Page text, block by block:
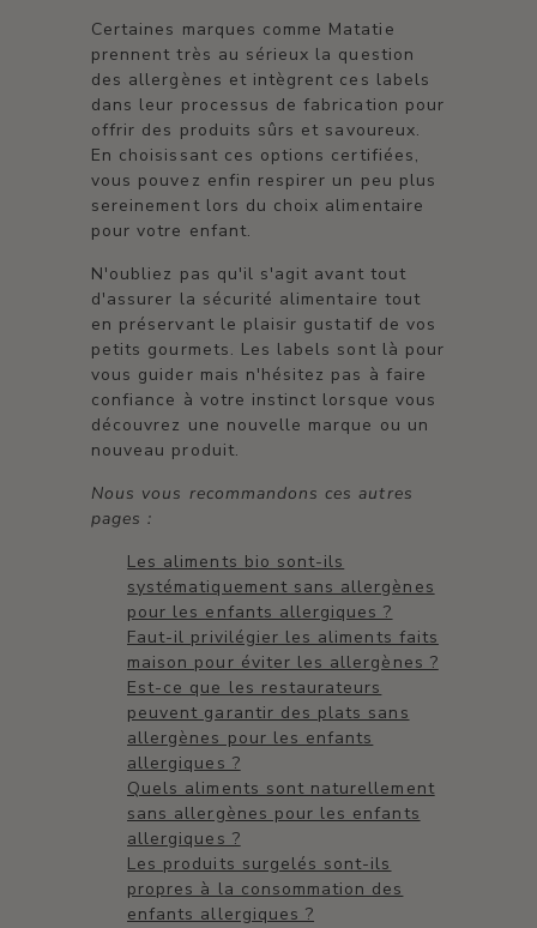
Certaines marques comme Matatie
prennent très au sérieux la question
des allergènes et intègrent ces labels
dans leur processus de fabrication pour
offrir des produits sûrs et savoureux.
En choisissant ces options certifiées,
vous pouvez enfin respirer un peu plus
sereinement lors du choix alimentaire
pour votre enfant.
N'oubliez pas qu'il s'agit avant tout
d'assurer la sécurité alimentaire tout
en préservant le plaisir gustatif de vos
petits gourmets. Les labels sont là pour
vous guider mais n'hésitez pas à faire
confiance à votre instinct lorsque vous
découvrez une nouvelle marque ou un
nouveau produit.
Nous vous recommandons ces autres
pages :
Les aliments bio sont-ils
systématiquement sans allergènes
pour les enfants allergiques ?
Faut-il privilégier les aliments faits
maison pour éviter les allergènes ?
Est-ce que les restaurateurs
peuvent garantir des plats sans
allergènes pour les enfants
allergiques ?
Quels aliments sont naturellement
sans allergènes pour les enfants
allergiques ?
Les produits surgelés sont-ils
propres à la consommation des
enfants allergiques ?